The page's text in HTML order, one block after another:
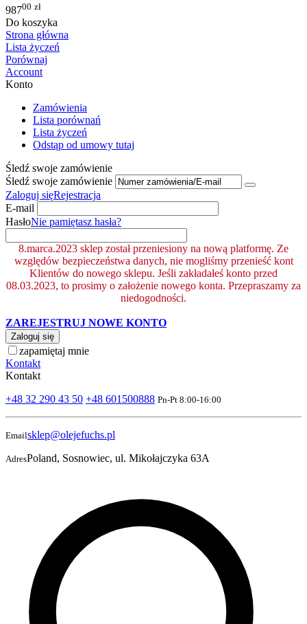
98700 zł
Do koszyka
Strona główna
Lista życzeń
Porównaj
Account
Konto
Zamówienia
Lista porównań
Lista życzeń
Odstąp od umowy tutaj
Śledź swoje zamówienie
Śledź swoje zamówienie
Zaloguj sięRejestracja
E-mail
HasłoNie pamiętasz hasła?
8.marca.2023 sklep został przeniesiony na nową platformę. Ze
względów bezpieczeństwa danych, nie mogliśmy przenieść kont
Klientów do nowego sklepu. Jeśli zakładałeś konto przed
08.03.2023, to prosimy o założenie nowego konta. Przepraszamy za
niedogodności.
ZAREJESTRUJ NOWE KONTO
Zaloguj się
zapamiętaj mnie
Kontakt
Kontakt
+48 32 290 43 50 +48 601500888 Pn-Pt 8:00-16:00
Emailsklep@olejefuchs.pl
AdresPoland, Sosnowiec, ul. Mikołajczyka 63A